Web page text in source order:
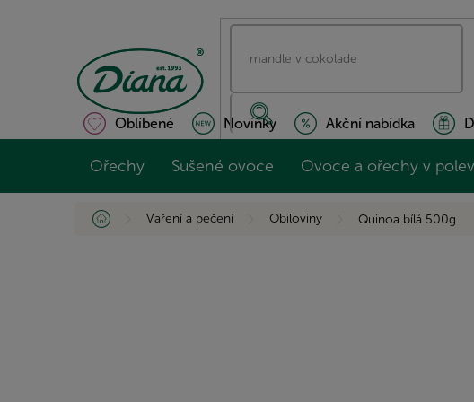
Oblíbené Novinky Akční nabídka
Ořechy Sušené ovoce Ovoce a ořechy v
Domů Vaření a pečení Obiloviny Quinoa bílá 500g